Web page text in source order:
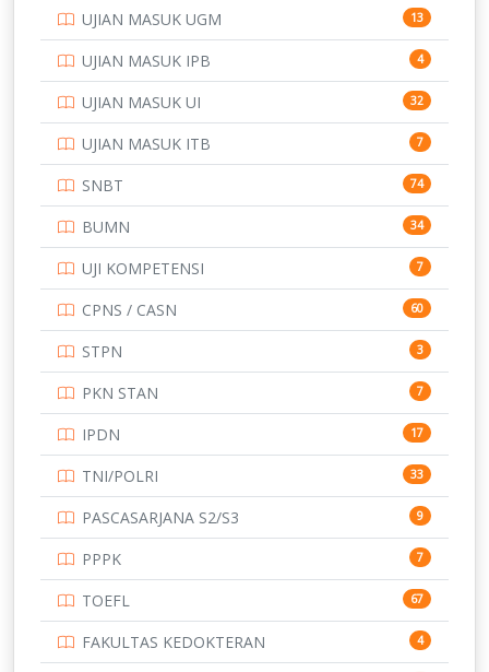
SMA 146
SMK 231
SMP 134
STIP 2
153
345
UNIVERSITAS AIRLANGGA 15
16
15
15
14
14
UNIVERSITAS CENDRAWASIH 14
15
219
11
UJIAN MASUK UGM 13
UJIAN MASUK IPB 4
UJIAN MASUK UI 32
UJIAN MASUK ITB 7
SNBT 74
BUMN 34
UJI KOMPETENSI 7
CPNS / CASN 60
STPN 3
PKN STAN 7
IPDN 17
TNI/POLRI 33
PASCASARJANA S2/S3 9
PPPK 7
TOEFL 67
FAKULTAS KEDOKTERAN 4